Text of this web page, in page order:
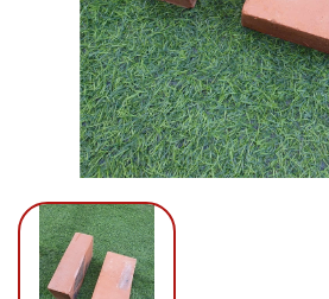
Mã giảm giá:
Ngày hết hạn:
Điều kiện: